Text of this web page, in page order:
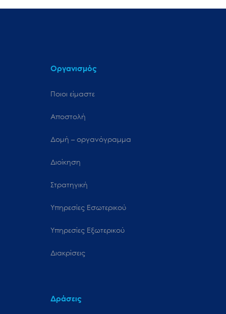
Οργανισμός
Ποιοι είμαστε
Αποστολή
Δομή – οργανόγραμμα
Διοίκηση
Στρατηγική
Υπηρεσίες Εσωτερικού
Υπηρεσίες Εξωτερικού
Διακρίσεις
Δράσεις